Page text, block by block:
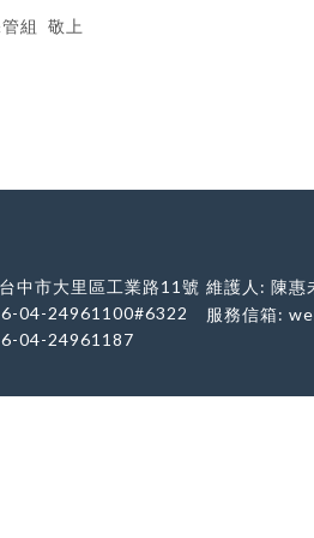
組 敬上
中市大里區工業路11號
04-24961100#6322
04-24961187
維護人: 陳惠
服務信箱: